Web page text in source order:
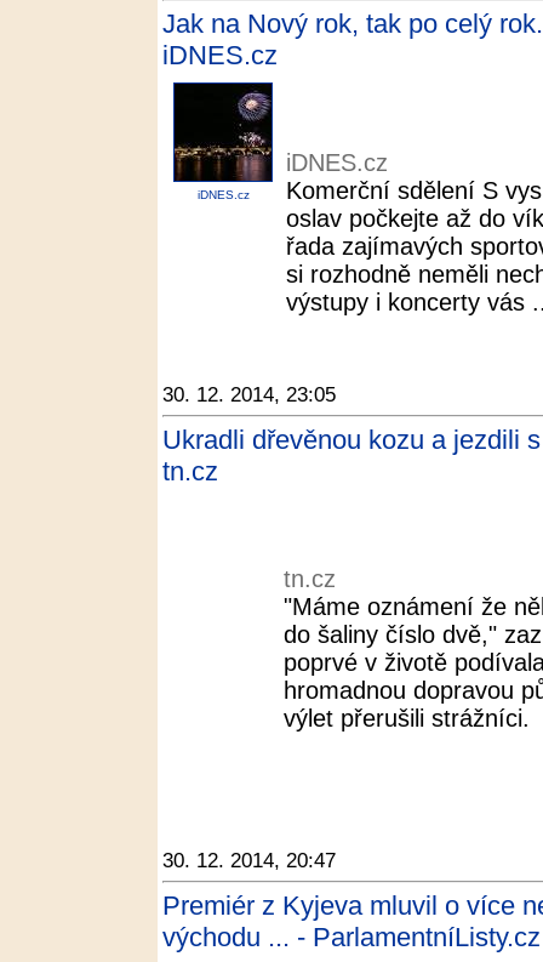
Jak na Nový rok, tak po celý
iDNES.cz
iDNES.cz
iDNES.cz
Komerční sdělení S
oslav počkejte až do
řada zajímavých
si rozhodně neměli
výstupy i koncerty vás
30. 12. 2014, 23:05
Ukradli dřevěnou kozu a jezdili
tn.cz
tn.cz
"Máme oznámení že
do šaliny číslo dvě,"
poprvé v životě
hromadnou dopravou
výlet přerušili strážníci.
30. 12. 2014, 20:47
Premiér z Kyjeva mluvil o více
východu ... - ParlamentníListy.cz